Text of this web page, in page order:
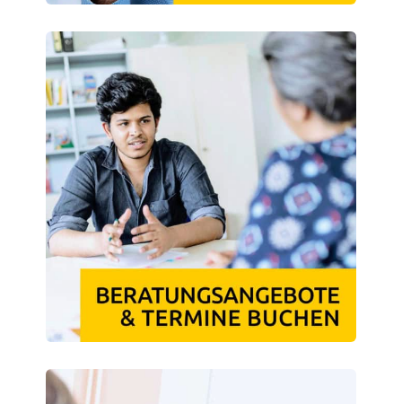
Anmeldung Sonderveranstaltungen
Rechtsberatung
Chatberatung
FAQs Soziales & Beratung
Dokumente
AnsprechpartnerInnen
Kultur & Internationales
Beratung für Internationals
Wohnen für Internationals
IKUS und InterKultiTreff
Kulturförderung
KreativWorkshops
AnsprechpartnerInnen
Kinderbetreuung
Kita CampusKids
Voranmeldung KiTa-Platz
Randzeitenbetreuung